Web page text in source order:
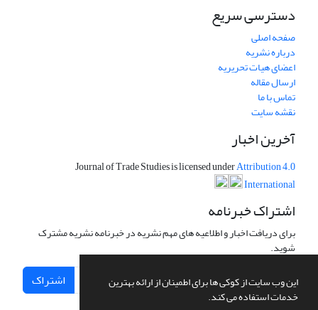
این وب سایت از کوکی ها برای اطمینان از ارائه بهترین
خدمات استفاده می کند.
دسترسی سریع
صفحه اصلی
درباره نشریه
اعضای هیات تحریریه
ارسال مقاله
تماس با ما
نقشه سایت
آخرین اخبار
Journal of Trade Studies is licensed underAttribution 4.0
International
اشتراک خبرنامه
برای دریافت اخبار و اطلاعیه های مهم نشریه در خبرنامه نشریه مشترک
شوید.
اشتراک